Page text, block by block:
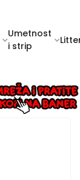
Umetnost
i strip